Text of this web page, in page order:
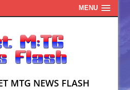
MENU
MTG NEWS FLASH